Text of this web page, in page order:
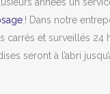
! Dans notre
carrés et surveillés 24
seront à l’abri